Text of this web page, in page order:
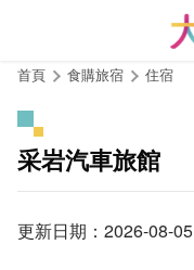
首頁 食購旅宿 住宿
采岩汽車旅館
更新日期：2026-08-05